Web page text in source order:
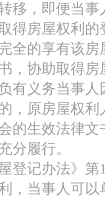
移，即便当
得房屋权利
全的享有该
，协助取得
有义务当事
，原房屋权
的生效法律
分履行。
登记办法》
，当事人可